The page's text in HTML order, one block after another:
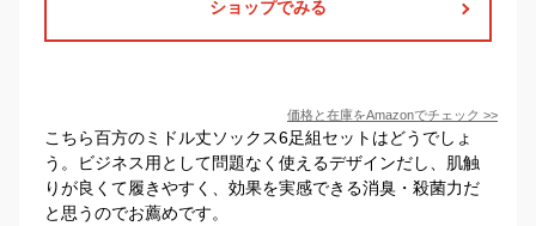
ショップでみる
価格と在庫をAmazonでチェック >>
こちら百方のミドル丈ソックス6足組セットはどうでしょ
う。ビジネス用として問題なく使えるデザインだし、肌触
りが良くて履きやすく、効果を実感できる消臭・殺菌力だ
と思うのでお薦めです。